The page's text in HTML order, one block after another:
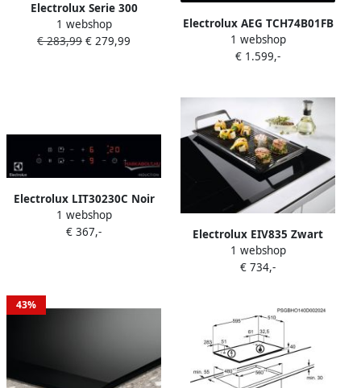
Electrolux Serie 300
LIB60420CK Zwart
Ingebouwd 59 cm
1 webshop
€ 283,99 € 279,99
Electrolux AEG TCH74B01FB
EcoLine Inductiekookplaat
Zwart Ingebouwd 68 cm
1 webshop
€ 1.599,-
Electrolux LIT30230C Noir
Intégré (placement) Plaque
avec zone à induction 2
1 webshop
€ 367,-
Electrolux EIV835 Zwart
Ingebouwd 80 cm Zone van
inductiekookplaat 5 zone(s)
1 webshop
€ 734,-
43%